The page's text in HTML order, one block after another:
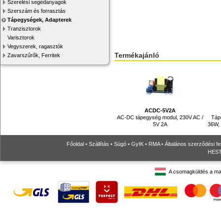
Szerelési segédanyagok
Szerszám és forrasztás
Tápegységek, Adapterek
Tranzisztorok
Varisztorok
Vegyszerek, ragasztók
Zavarszűrők, Ferritek
Termékajánló
ACDC-5V2A
AC-DC tápegység modul, 230V AC /
5V 2A
Főoldal • Szállítás • Súgó • GyIK • RMA• Általános szerződési
A csomagküldés a